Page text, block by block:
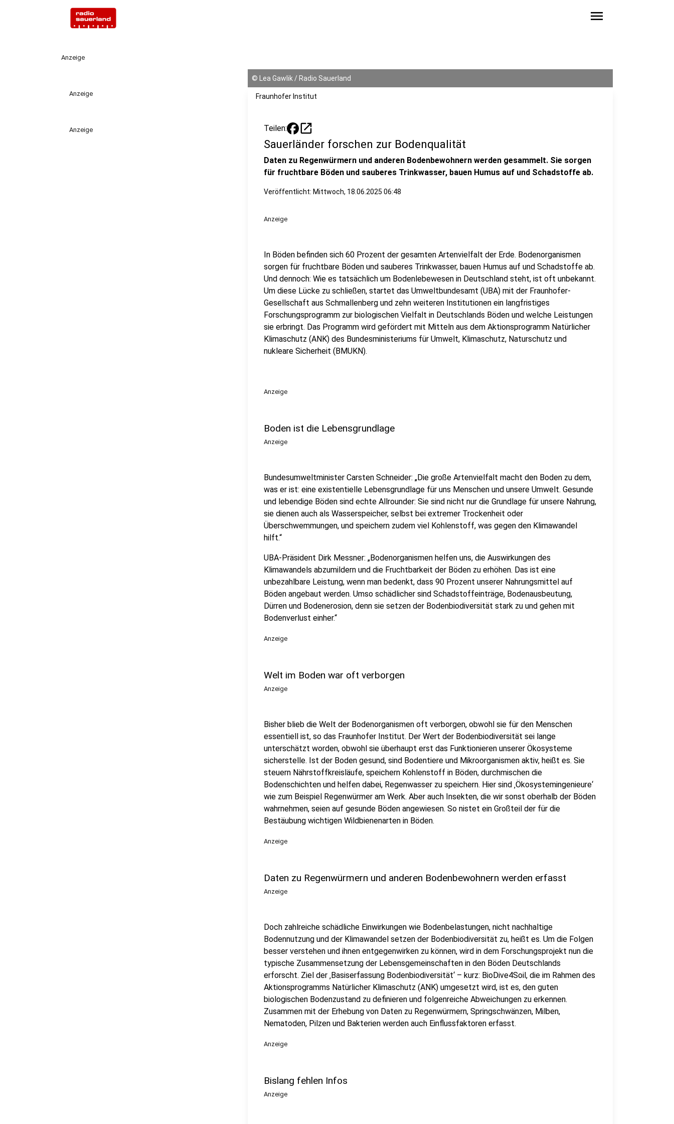
menu
Anzeige
Anzeige
Anzeige
© Lea Gawlik / Radio Sauerland
Fraunhofer Institut
Teilen: open_in_new
Sauerländer forschen zur Bodenqualität
Daten zu Regenwürmern und anderen Bodenbewohnern werden gesammelt. Sie sorgen
für fruchtbare Böden und sauberes Trinkwasser, bauen Humus auf und Schadstoffe ab.
Veröffentlicht: Mittwoch, 18.06.2025 06:48
Anzeige
In Böden befinden sich 60 Prozent der gesamten Artenvielfalt der Erde. Bodenorganismen
sorgen für fruchtbare Böden und sauberes Trinkwasser, bauen Humus auf und Schadstoffe ab.
Und dennoch: Wie es tatsächlich um Bodenlebewesen in Deutschland steht, ist oft unbekannt.
Um diese Lücke zu schließen, startet das Umweltbundesamt (UBA) mit der Fraunhofer-
Gesellschaft aus Schmallenberg und zehn weiteren Institutionen ein langfristiges
Forschungsprogramm zur biologischen Vielfalt in Deutschlands Böden und welche Leistungen
sie erbringt. Das Programm wird gefördert mit Mitteln aus dem Aktionsprogramm Natürlicher
Klimaschutz (ANK) des Bundesministeriums für Umwelt, Klimaschutz, Naturschutz und
nukleare Sicherheit (BMUKN).
Anzeige
Boden ist die Lebensgrundlage
Anzeige
Bundesumweltminister Carsten Schneider: „Die große Artenvielfalt macht den Boden zu dem,
was er ist: eine existentielle Lebensgrundlage für uns Menschen und unsere Umwelt. Gesunde
und lebendige Böden sind echte Allrounder: Sie sind nicht nur die Grundlage für unsere Nahrung,
sie dienen auch als Wasserspeicher, selbst bei extremer Trockenheit oder
Überschwemmungen, und speichern zudem viel Kohlenstoff, was gegen den Klimawandel
hilft.“
UBA-Präsident Dirk Messner: „Bodenorganismen helfen uns, die Auswirkungen des
Klimawandels abzumildern und die Fruchtbarkeit der Böden zu erhöhen. Das ist eine
unbezahlbare Leistung, wenn man bedenkt, dass 90 Prozent unserer Nahrungsmittel auf
Böden angebaut werden. Umso schädlicher sind Schadstoffeinträge, Bodenausbeutung,
Dürren und Bodenerosion, denn sie setzen der Bodenbiodiversität stark zu und gehen mit
Bodenverlust einher.“
Anzeige
Welt im Boden war oft verborgen
Anzeige
Bisher blieb die Welt der Bodenorganismen oft verborgen, obwohl sie für den Menschen
essentiell ist, so das Fraunhofer Institut. Der Wert der Bodenbiodiversität sei lange
unterschätzt worden, obwohl sie überhaupt erst das Funktionieren unserer Ökosysteme
sicherstelle. Ist der Boden gesund, sind Bodentiere und Mikroorganismen aktiv, heißt es. Sie
steuern Nährstoffkreisläufe, speichern Kohlenstoff in Böden, durchmischen die
Bodenschichten und helfen dabei, Regenwasser zu speichern. Hier sind ‚Ökosystemingenieure‘
wie zum Beispiel Regenwürmer am Werk. Aber auch Insekten, die wir sonst oberhalb der Böden
wahrnehmen, seien auf gesunde Böden angewiesen. So nistet ein Großteil der für die
Bestäubung wichtigen Wildbienenarten in Böden.
Anzeige
Daten zu Regenwürmern und anderen Bodenbewohnern werden erfasst
Anzeige
Doch zahlreiche schädliche Einwirkungen wie Bodenbelastungen, nicht nachhaltige
Bodennutzung und der Klimawandel setzen der Bodenbiodiversität zu, heißt es. Um die Folgen
besser verstehen und ihnen entgegenwirken zu können, wird in dem Forschungsprojekt nun die
typische Zusammensetzung der Lebensgemeinschaften in den Böden Deutschlands
erforscht. Ziel der ‚Basiserfassung Bodenbiodiversität‘ – kurz: BioDive4Soil, die im Rahmen des
Aktionsprogramms Natürlicher Klimaschutz (ANK) umgesetzt wird, ist es, den guten
biologischen Bodenzustand zu definieren und folgenreiche Abweichungen zu erkennen.
Zusammen mit der Erhebung von Daten zu Regenwürmern, Springschwänzen, Milben,
Nematoden, Pilzen und Bakterien werden auch Einflussfaktoren erfasst.
Anzeige
Bislang fehlen Infos
Anzeige